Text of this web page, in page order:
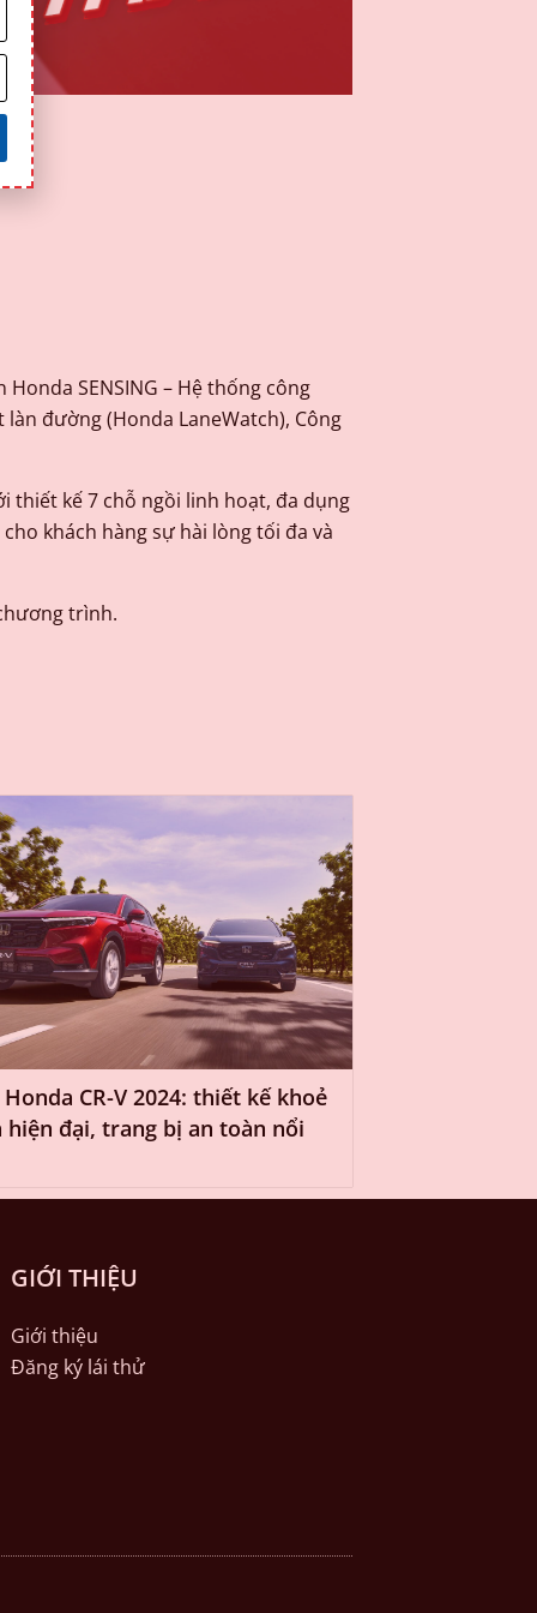
SENSING – Hệ thống công
đường (Honda LaneWatch), Công
thiết kế 7 chỗ ngồi linh hoạt, đa dụng
khách hàng sự hài lòng tối đa và
trình.
CR-V 2024: thiết kế khoẻ
hiện đại, trang bị an toàn nổi
GIỚI THIỆU
Giới thiệu
Đăng ký lái thử